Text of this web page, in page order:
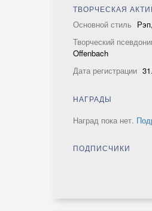
ТВОРЧЕСКАЯ
Основной стиль
Творческий
Offenbach
Дата регистрации
НАГРАДЫ
Наград пока нет.
ПОДПИСЧИКИ